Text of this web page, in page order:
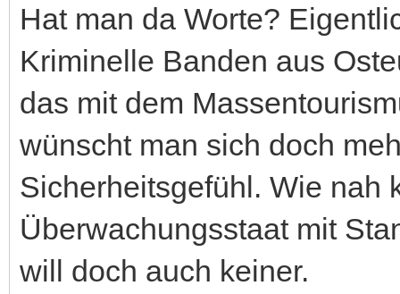
Hat man da Worte?
Kriminelle Banden aus
das mit dem
wünscht man sich doch
Sicherheitsgefühl. Wie nah
Überwachungsstaat mit
will doch auch keiner.